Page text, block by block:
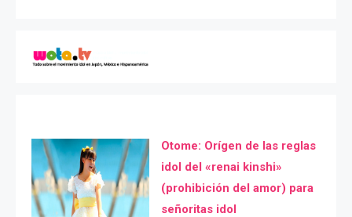
Otome: Orígen de las reglas
idol del «renai kinshi»
(prohibición del amor) para
señoritas idol